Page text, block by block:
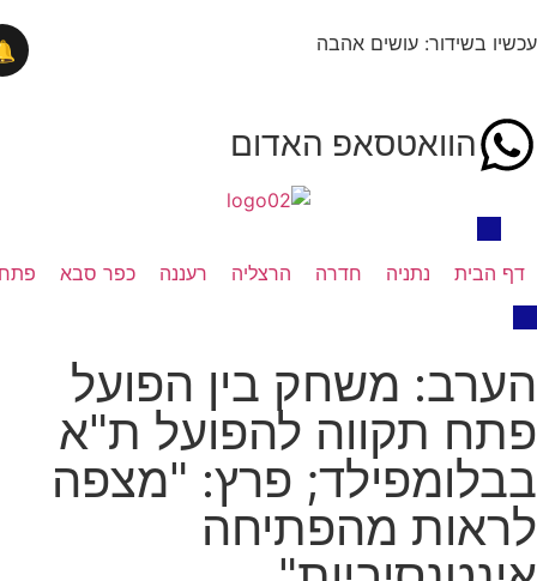
בשידור: עושים אהבה
הוואטסאפ האדום
נתניה חדרה הרצליה רעננה כפר סבא פתח
משחק בין הפועל
תקווה להפועל ת"א
פרץ: "מצפה
מהפתיחה